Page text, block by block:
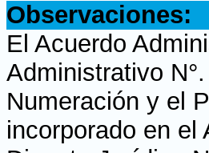
Observaciones:
El Acuerdo
Administrativo
Numeración y el
incorporado en el